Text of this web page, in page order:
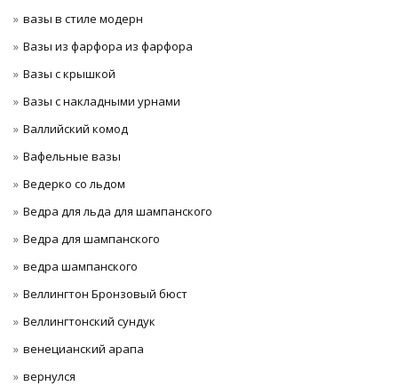
вазы в стиле модерн
Вазы из фарфора из фарфора
Вазы с крышкой
Вазы с накладными урнами
Валлийский комод
Вафельные вазы
Ведерко со льдом
Ведра для льда для шампанского
Ведра для шампанского
ведра шампанского
Веллингтон Бронзовый бюст
Веллингтонский сундук
венецианский арапа
вернулся